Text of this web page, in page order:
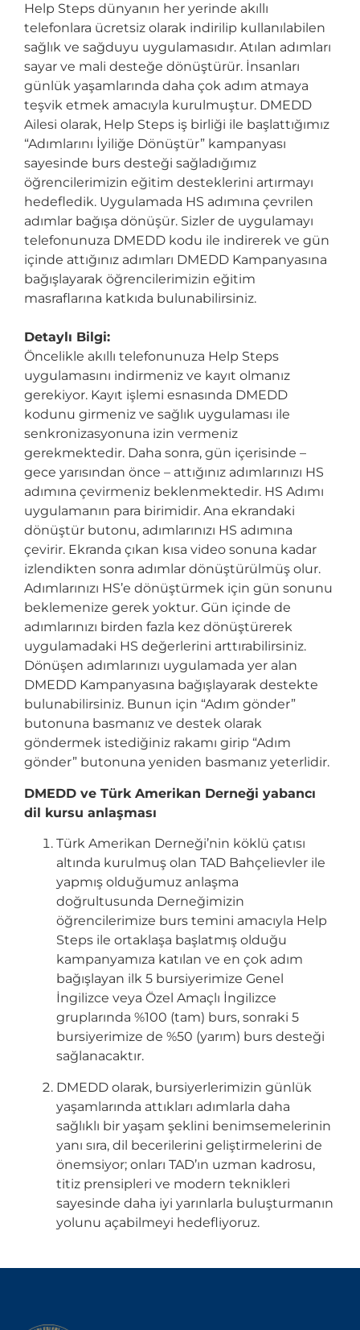
Help Steps dünyanın her yerinde akıllı
telefonlara ücretsiz olarak indirilip kullanılabilen
sağlık ve sağduyu uygulamasıdır. Atılan adımları
sayar ve mali desteğe dönüştürür. İnsanları
günlük yaşamlarında daha çok adım atmaya
teşvik etmek amacıyla kurulmuştur. DMEDD
Ailesi olarak, Help Steps iş birliği ile başlattığımız
“Adımlarını İyiliğe Dönüştür” kampanyası
sayesinde burs desteği sağladığımız
öğrencilerimizin eğitim desteklerini artırmayı
hedefledik. Uygulamada HS adımına çevrilen
adımlar bağışa dönüşür. Sizler de uygulamayı
telefonunuza DMEDD kodu ile indirerek ve gün
içinde attığınız adımları DMEDD Kampanyasına
bağışlayarak öğrencilerimizin eğitim
masraflarına katkıda bulunabilirsiniz.
Detaylı Bilgi:
Öncelikle akıllı telefonunuza Help Steps
uygulamasını indirmeniz ve kayıt olmanız
gerekiyor. Kayıt işlemi esnasında DMEDD
kodunu girmeniz ve sağlık uygulaması ile
senkronizasyonuna izin vermeniz
gerekmektedir. Daha sonra, gün içerisinde –
gece yarısından önce – attığınız adımlarınızı HS
adımına çevirmeniz beklenmektedir. HS Adımı
uygulamanın para birimidir. Ana ekrandaki
dönüştür butonu, adımlarınızı HS adımına
çevirir. Ekranda çıkan kısa video sonuna kadar
izlendikten sonra adımlar dönüştürülmüş olur.
Adımlarınızı HS’e dönüştürmek için gün sonunu
beklemenize gerek yoktur. Gün içinde de
adımlarınızı birden fazla kez dönüştürerek
uygulamadaki HS değerlerini arttırabilirsiniz.
Dönüşen adımlarınızı uygulamada yer alan
DMEDD Kampanyasına bağışlayarak destekte
bulunabilirsiniz. Bunun için “Adım gönder”
butonuna basmanız ve destek olarak
göndermek istediğiniz rakamı girip “Adım
gönder” butonuna yeniden basmanız yeterlidir.
DMEDD ve Türk Amerikan Derneği yabancı
dil kursu anlaşması
Türk Amerikan Derneği’nin köklü çatısı
altında kurulmuş olan TAD Bahçelievler ile
yapmış olduğumuz anlaşma
doğrultusunda Derneğimizin
öğrencilerimize burs temini amacıyla Help
Steps ile ortaklaşa başlatmış olduğu
kampanyamıza katılan ve en çok adım
bağışlayan ilk 5 bursiyerimize Genel
İngilizce veya Özel Amaçlı İngilizce
gruplarında %100 (tam) burs, sonraki 5
bursiyerimize de %50 (yarım) burs desteği
sağlanacaktır.
DMEDD olarak, bursiyerlerimizin günlük
yaşamlarında attıkları adımlarla daha
sağlıklı bir yaşam şeklini benimsemelerinin
yanı sıra, dil becerilerini geliştirmelerini de
önemsiyor; onları TAD’ın uzman kadrosu,
titiz prensipleri ve modern teknikleri
sayesinde daha iyi yarınlarla buluşturmanın
yolunu açabilmeyi hedefliyoruz.